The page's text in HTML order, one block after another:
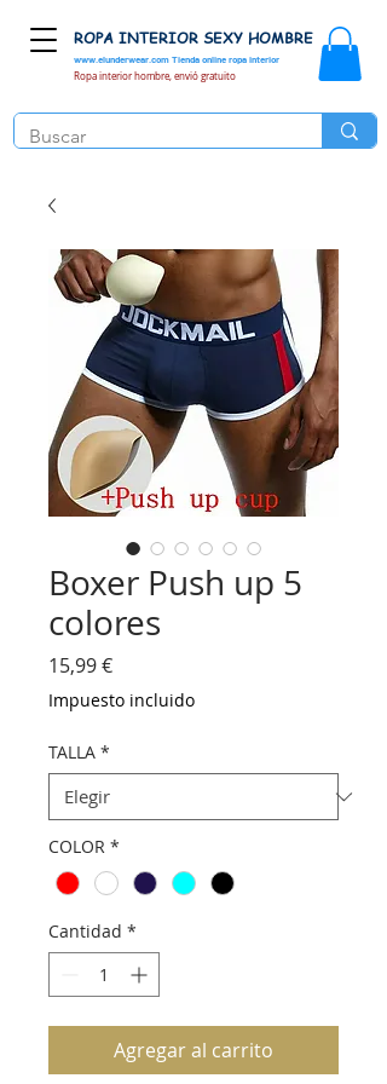
www.elunderwear.com Tienda online ropa interior
ROPA INTERIOR SEXY HOMBRE
Ropa interior hombre, envió gratuito
Boxer Push up 5
colores
15,99 €Precio
Impuesto incluido
TALLA *
COLOR *
Cantidad *
Agregar al carrito